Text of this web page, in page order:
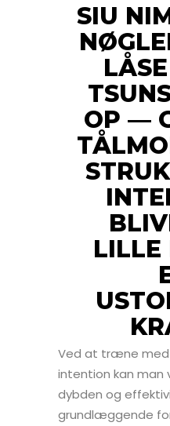
SIU
OP —
LILLE
Ved at træne
intention kan
dybden og
grundlæggende